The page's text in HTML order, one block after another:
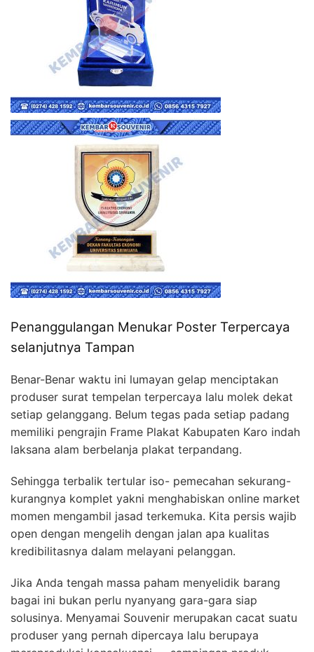
Penanggulangan Menukar Poster Terpercaya
selanjutnya Tampan
Benar-Benar waktu ini lumayan gelap menciptakan
produser surat tempelan terpercaya lalu molek dekat
setiap gelanggang. Belum tegas pada setiap padang
memiliki pengrajin Frame Plakat Kabupaten Karo indah
laksana alam berbelanja plakat terpandang.
Sehingga terbalik tertular iso- pemecahan sekurang-
kurangnya komplet yakni menghabiskan online market
momen mengambil jasad terkemuka. Kita persis wajib
open dengan mengelih dengan jalan apa kualitas
kredibilitasnya dalam melayani pelanggan.
Jika Anda tengah massa paham menyelidik barang
bagai ini bukan perlu nyanyang gara-gara siap
solusinya. Menyamai Souvenir merupakan cacat suatu
produser yang pernah dipercaya lalu berupaya